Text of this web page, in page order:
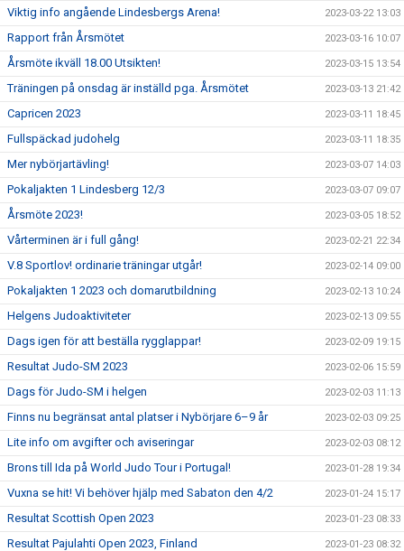
Viktig info angående Lindesbergs Arena! 2023-03-22 13:03
Rapport från Årsmötet 2023-03-16 10:07
Årsmöte ikväll 18.00 Utsikten! 2023-03-15 13:54
Träningen på onsdag är inställd pga. Årsmötet 2023-03-13 21:42
Capricen 2023 2023-03-11 18:45
Fullspäckad judohelg 2023-03-11 18:35
Mer nybörjartävling! 2023-03-07 14:03
Pokaljakten 1 Lindesberg 12/3 2023-03-07 09:07
Årsmöte 2023! 2023-03-05 18:52
Vårterminen är i full gång! 2023-02-21 22:34
V.8 Sportlov! ordinarie träningar utgår! 2023-02-14 09:00
Pokaljakten 1 2023 och domarutbildning 2023-02-13 10:24
Helgens Judoaktiviteter 2023-02-13 09:55
Dags igen för att beställa rygglappar! 2023-02-09 19:15
Resultat Judo-SM 2023 2023-02-06 15:59
Dags för Judo-SM i helgen 2023-02-03 11:13
Finns nu begränsat antal platser i Nybörjare 6–9 år 2023-02-03 09:25
Lite info om avgifter och aviseringar 2023-02-03 08:12
Brons till Ida på World Judo Tour i Portugal! 2023-01-28 19:34
Vuxna se hit! Vi behöver hjälp med Sabaton den 4/2 2023-01-24 15:17
Resultat Scottish Open 2023 2023-01-23 08:33
Resultat Pajulahti Open 2023, Finland 2023-01-23 08:32